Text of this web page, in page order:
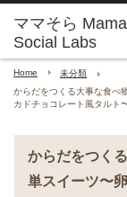
Home
未分類
からだをつくる大事な食
カドチョコレート風タルト
からだをつく
単スイーツ〜